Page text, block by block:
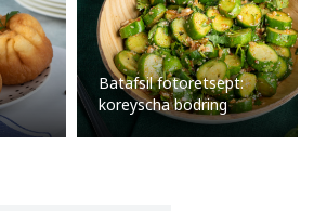
Batafsil fotoretsept:
koreyscha bodring